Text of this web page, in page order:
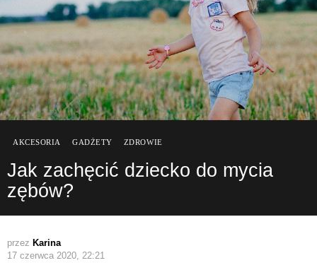
AKCESORIA GADŻETY ZDROWIE
Jak zachęcić dziecko do mycia
zębów?
przez Karina
17 czerwca 2020, 22:21